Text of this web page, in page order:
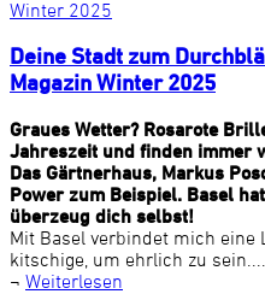
Deine Stadt zum
Magazin Winter 2025
Graues Wetter? Rosarote
Jahreszeit und finden immer
Das Gärtnerhaus, Markus
Power zum Beispiel. Basel
überzeug dich selbst!
Mit Basel verbindet mich eine
kitschige, um ehrlich zu sein....
¬ Weiterlesen